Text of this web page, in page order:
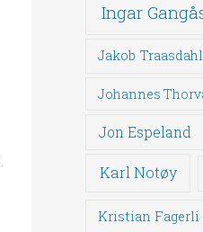
Ingar
Jakob Traasdahl
Johannes
Jon Espeland
Karl Notøy
Kristian Fagerli